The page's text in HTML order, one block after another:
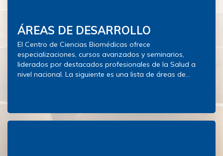
ÁREAS DE DESARROLLO
El Centro de Ciencias Biomédicas ofrece
especializaciones, cursos avanzados y seminarios,
liderados por destacados profesionales de la Salud a
nivel nacional. La siguiente es una lista de áreas de...